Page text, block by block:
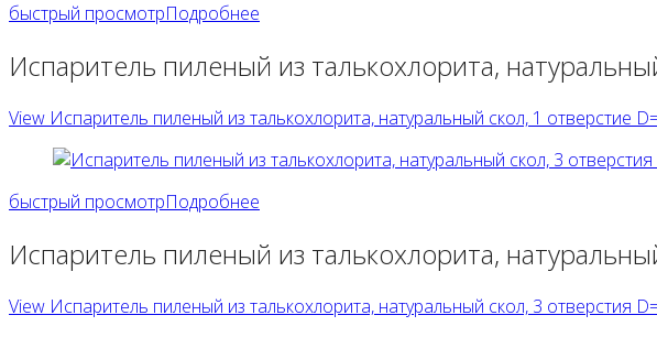
быстрый просмотрПодробнее
Испаритель пиленый из талькохлорита,
View Испаритель пиленый из талькохлорита, натуральный скол, 1 отверстие
быстрый просмотрПодробнее
Испаритель пиленый из талькохлорита,
View Испаритель пиленый из талькохлорита, натуральный скол, 3 отверстия